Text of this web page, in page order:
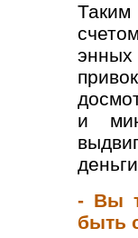
и
- Вы
быть